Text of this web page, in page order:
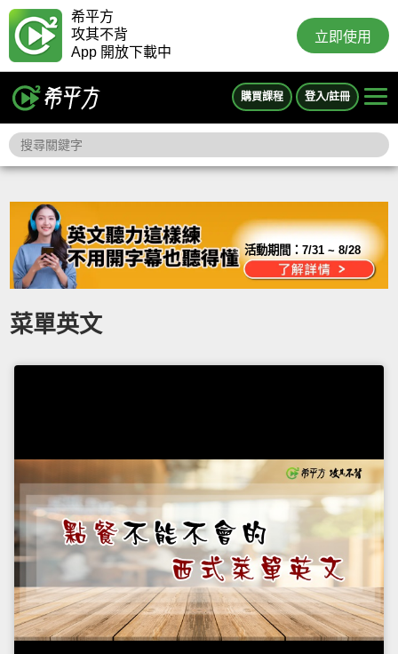
希平方
攻其不背
App 開放下載中
立即使用
購買課程 登入/註冊
活動期間：7/31 ~ 8/28
菜單英文